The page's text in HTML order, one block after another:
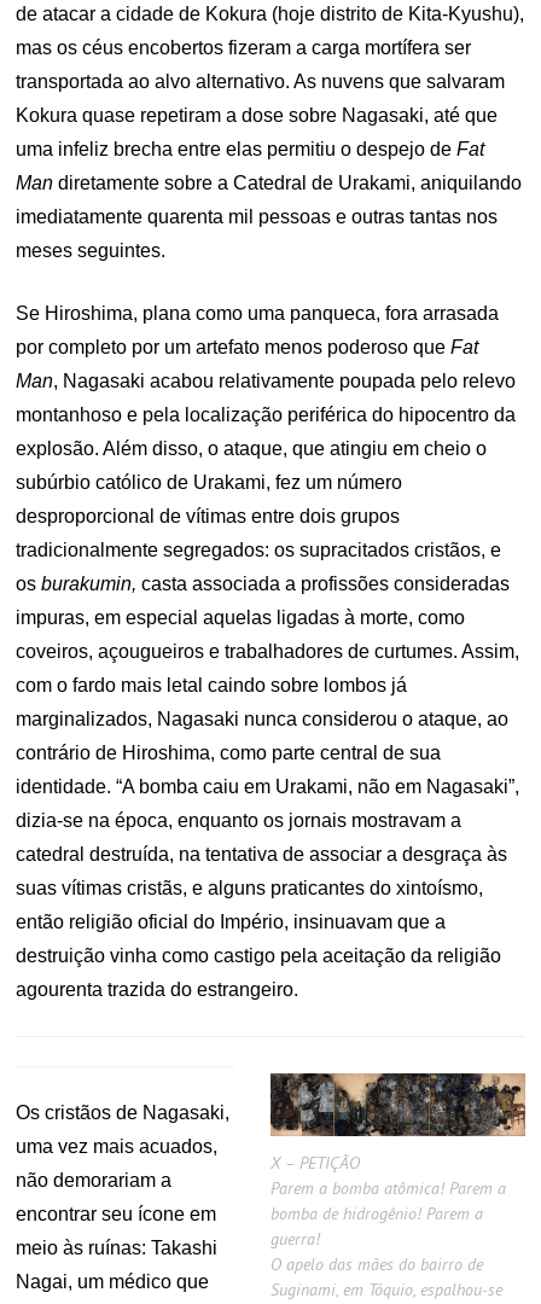
de atacar a cidade de Kokura (hoje distrito de Kita-Kyushu),
mas os céus encobertos fizeram a carga mortífera ser
transportada ao alvo alternativo. As nuvens que salvaram
Kokura quase repetiram a dose sobre Nagasaki, até que
uma infeliz brecha entre elas permitiu o despejo deFat
Mandiretamente sobre a Catedral de Urakami, aniquilando
imediatamente quarenta mil pessoas e outras tantas nos
meses seguintes.
Se Hiroshima, plana como uma panqueca, fora arrasada
por completo por um artefato menos poderoso queFat
Man, Nagasaki acabou relativamente poupada pelo relevo
montanhoso e pela localização periférica do hipocentro da
explosão. Além disso, o ataque, que atingiu em cheio o
subúrbio católico de Urakami, fez um número
desproporcional de vítimas entre dois grupos
tradicionalmente segregados: os supracitados cristãos, e
osburakumin,casta associada a profissões consideradas
impuras, em especial aquelas ligadas à morte, como
coveiros, açougueiros e trabalhadores de curtumes. Assim,
com o fardo mais letal caindo sobre lombos já
marginalizados, Nagasaki nunca considerou o ataque, ao
contrário de Hiroshima, como parte central de sua
identidade. “A bomba caiu em Urakami, não em Nagasaki”,
dizia-se na época, enquanto os jornais mostravam a
catedral destruída, na tentativa de associar a desgraça às
suas vítimas cristãs, e alguns praticantes do xintoísmo,
então religião oficial do Império, insinuavam que a
destruição vinha como castigo pela aceitação da religião
agourenta trazida do estrangeiro.
X – PETIÇÃO
Parem a bomba atômica! Parem a
bomba de hidrogênio! Parem a
guerra!
O apelo das mães do bairro de
Suginami, em Tóquio, espalhou-se
Os cristãos de Nagasaki,
uma vez mais acuados,
não demorariam a
encontrar seu ícone em
meio às ruínas: Takashi
Nagai, um médico que